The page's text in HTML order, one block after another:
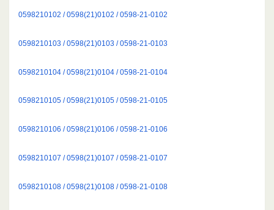
0598210102 / 0598(21)0102 / 0598-21-0102
0598210103 / 0598(21)0103 / 0598-21-0103
0598210104 / 0598(21)0104 / 0598-21-0104
0598210105 / 0598(21)0105 / 0598-21-0105
0598210106 / 0598(21)0106 / 0598-21-0106
0598210107 / 0598(21)0107 / 0598-21-0107
0598210108 / 0598(21)0108 / 0598-21-0108